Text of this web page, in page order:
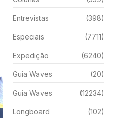
Entrevistas (398)
Especiais (7711)
Expedição (6240)
Guia Waves (20)
Guia Waves (12234)
Longboard (102)